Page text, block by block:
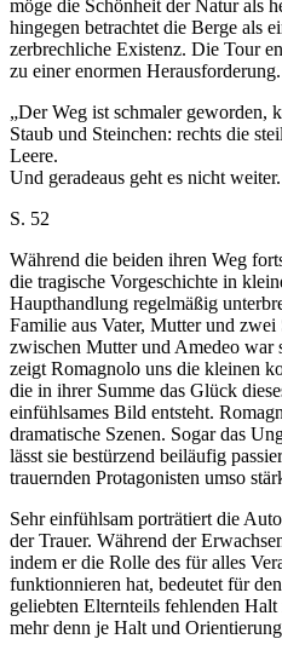
möge die Schönheit der Natur als
hingegen betrachtet die Berge als
zerbrechliche Existenz. Die Tour
zu einer enormen Herausforderung.
„Der Weg ist schmaler geworden,
Staub und Steinchen: rechts die
Leere.
Und geradeaus geht es nicht weiter.
S. 52
Während die beiden ihren Weg
die tragische Vorgeschichte in
Haupthandlung regelmäßig
Familie aus Vater, Mutter und zwei
zwischen Mutter und Amedeo
zeigt Romagnolo uns die kleinen
die in ihrer Summe das Glück
einfühlsames Bild entsteht.
dramatische Szenen. Sogar das
lässt sie bestürzend beiläufig
trauernden Protagonisten umso
Sehr einfühlsam porträtiert die
der Trauer. Während der
indem er die Rolle des für alles
funktionnieren hat, bedeutet für
geliebten Elternteils fehlenden
mehr denn je Halt und